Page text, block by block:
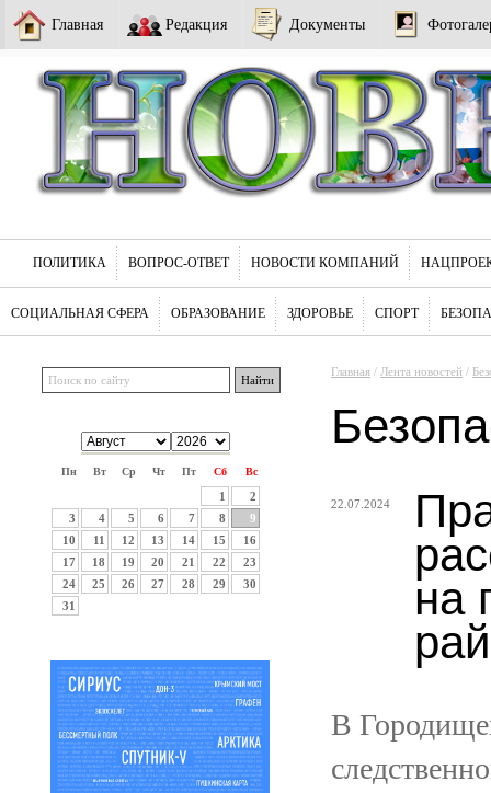
Главная Редакция Документы
ПОЛИТИКА ВОПРОС-ОТВЕТ НОВОСТИ КОМПАНИЙ
СОЦИАЛЬНАЯ СФЕРА ОБРАЗОВАНИЕ ЗДОРОВЬЕ СПОРТ
Пн Вт Ср Чт Пт Сб Вс
1
2
3
4 5 6 7 8
9
10
11 12 13 14 15
16
17
18 19 20 21 22
23
24
25 26 27 28 29
30
31
Главная / Лента новостей /
22.07.2024
на
В